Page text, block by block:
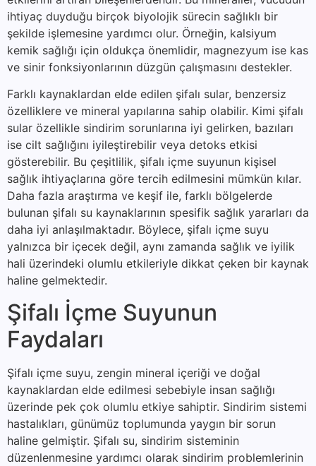
ihtiyaç duyduğu birçok biyolojik sürecin sağlıklı bir
şekilde işlemesine yardımcı olur. Örneğin, kalsiyum
kemik sağlığı için oldukça önemlidir, magnezyum ise kas
ve sinir fonksiyonlarının düzgün çalışmasını destekler.
Farklı kaynaklardan elde edilen şifalı sular, benzersiz
özelliklere ve mineral yapılarına sahip olabilir. Kimi şifalı
sular özellikle sindirim sorunlarına iyi gelirken, bazıları
ise cilt sağlığını iyileştirebilir veya detoks etkisi
gösterebilir. Bu çeşitlilik, şifalı içme suyunun kişisel
sağlık ihtiyaçlarına göre tercih edilmesini mümkün kılar.
Daha fazla araştırma ve keşif ile, farklı bölgelerde
bulunan şifalı su kaynaklarının spesifik sağlık yararları da
daha iyi anlaşılmaktadır. Böylece, şifalı içme suyu
yalnızca bir içecek değil, aynı zamanda sağlık ve iyilik
hali üzerindeki olumlu etkileriyle dikkat çeken bir kaynak
haline gelmektedir.
Şifalı İçme Suyunun
Faydaları
Şifalı içme suyu, zengin mineral içeriği ve doğal
kaynaklardan elde edilmesi sebebiyle insan sağlığı
üzerinde pek çok olumlu etkiye sahiptir. Sindirim sistemi
hastalıkları, günümüz toplumunda yaygın bir sorun
haline gelmiştir. Şifalı su, sindirim sisteminin
düzenlenmesine yardımcı olarak sindirim problemlerinin